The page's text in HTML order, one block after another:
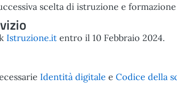
scelta di istruzione e formazione
Istruzione.it entro il 10 Febbraio 2024.
Identità digitale e Codice della